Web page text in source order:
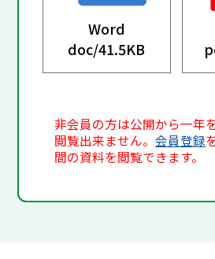
Word
doc/41.5KB
非会員の方は公開から一年
閲覧出来ません。会員登録
間の資料を閲覧できます。